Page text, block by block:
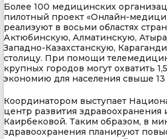
Более 100 медицинских
пилотный проект «Онлайн-
реализуют в восьми областях
Актюбинскую, Алматинскую,
Западно-Казахстанскую,
столицу. При помощи
крупных городов могут охватить
экономию для населения свыше 13
Координатором выступает
центр развития здравоохранения
Каирбековой. Таким образом, в
здравоохранения планируют